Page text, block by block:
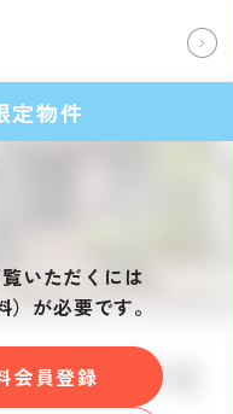
定物件
いただくには
が必要です。
会員登録